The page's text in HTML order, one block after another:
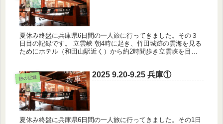
夏休み終盤に兵庫県6日間の一人旅に行ってきました。その３
日目の記録です。 立雲峡 朝4時に起き、竹田城跡の雲海を見る
ためにホテル（和田山駅近く）から約2時間歩き立雲峡を目指
旅の記録 2025 9.20-9.25 兵庫①
夏休み終盤に兵庫県6日間の一人旅に行ってきました。その1日